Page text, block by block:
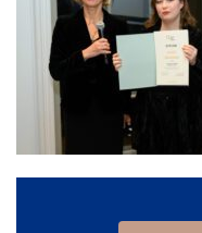
gala
media o nas